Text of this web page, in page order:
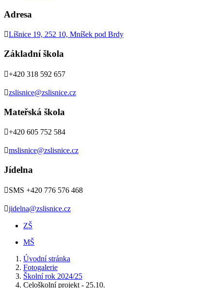
Adresa
Líšnice 19, 252 10, Mníšek pod Brdy
Základní škola
+420 318 592 657
zslisnice@zslisnice.cz
Mateřská škola
+420 605 752 584
mslisnice@zslisnice.cz
Jídelna
SMS +420 776 576 468
jidelna@zslisnice.cz
ZŠ
MŠ
Úvodní stránka
Fotogalerie
Školní rok 2024/25
Celoškolní projekt - 25.10.